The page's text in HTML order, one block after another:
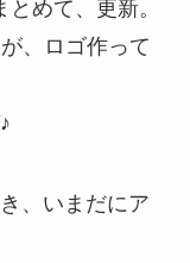
めて、更新。
、ロゴ作って
、いまだにア